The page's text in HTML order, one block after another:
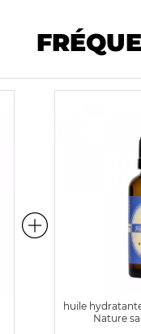
huile
Nature